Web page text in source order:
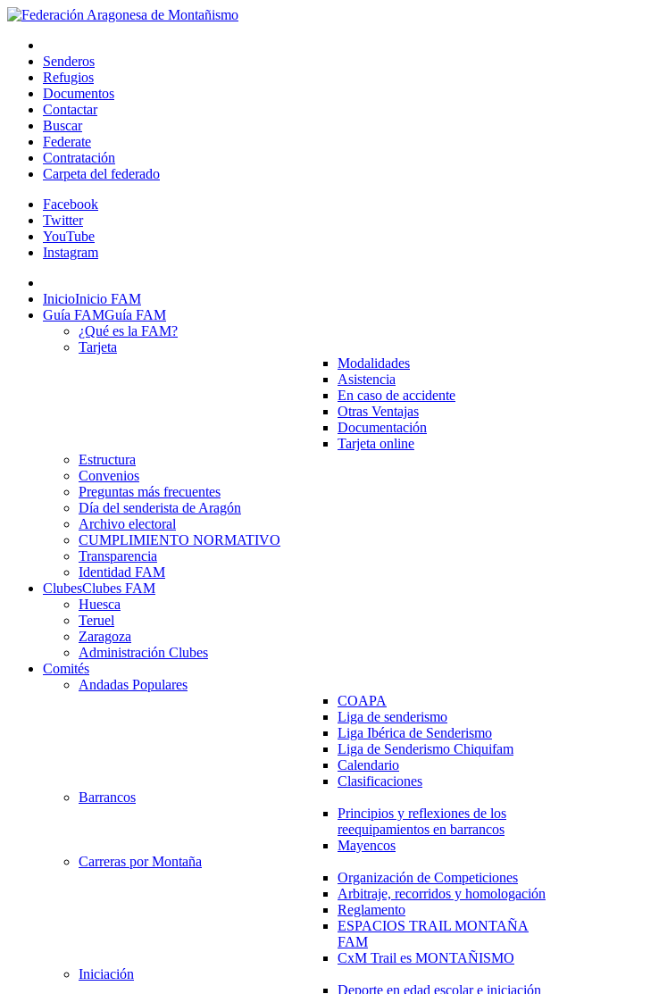
Senderos
Refugios
Documentos
Contactar
Buscar
Federate
Contratación
Carpeta del federado
Facebook
Twitter
YouTube
Instagram
InicioInicio FAM
Guía FAMGuía FAM
¿Qué es la FAM?
Tarjeta
Modalidades
Asistencia
En caso de accidente
Otras Ventajas
Documentación
Tarjeta online
Estructura
Convenios
Preguntas más frecuentes
Día del senderista de Aragón
Archivo electoral
CUMPLIMIENTO NORMATIVO
Transparencia
Identidad FAM
ClubesClubes FAM
Huesca
Teruel
Zaragoza
Administración Clubes
Comités
Andadas Populares
COAPA
Liga de senderismo
Liga Ibérica de Senderismo
Liga de Senderismo Chiquifam
Calendario
Clasificaciones
Barrancos
Principios y reflexiones de los
reequipamientos en barrancos
Mayencos
Carreras por Montaña
Organización de Competiciones
Arbitraje, recorridos y homologación
Reglamento
ESPACIOS TRAIL MONTAÑA
FAM
CxM Trail es MONTAÑISMO
Iniciación
Deporte en edad escolar e iniciación